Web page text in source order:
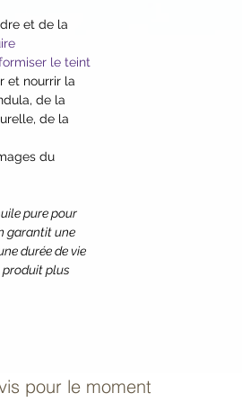
et de la
le teint
et nourrir la
de la
de la
du
pure pour
garantit une
durée de vie
produit plus
pour le moment